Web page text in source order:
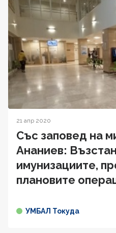
21 апр 2020
Със заповед на
Ананиев:
имунизациите,
плановите
УМБАЛ Токуда